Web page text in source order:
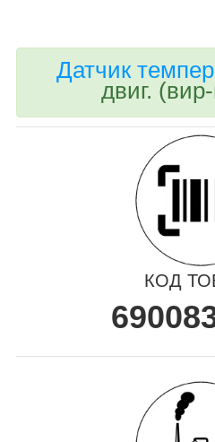
Датчик
двиг.
КОД